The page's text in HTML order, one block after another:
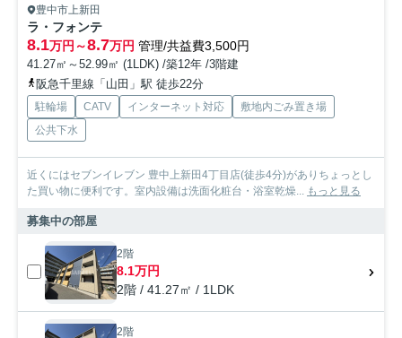
豊中市上新田
ラ・フォンテ
8.1万円～8.7万円 管理/共益費3,500円
41.27㎡～52.99㎡ (1LDK) /築12年 /3階建
阪急千里線「山田」駅 徒歩22分
駐輪場 CATV インターネット対応
敷地内ごみ置き場
公共下水
近くにはセブンイレブン 豊中上新田4丁目店(徒歩4分)がありちょっとし
た買い物に便利です。室内設備は洗面化粧台・浴室乾燥...
もっと見る
募集中の部屋
2階
8.1万円
2階 / 41.27㎡ / 1LDK
2階